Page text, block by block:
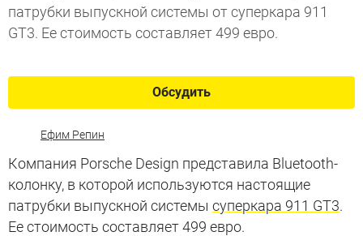
патрубки выпускной системы от суперкара 911
GT3. Ее стоимость составляет 499 евро.
Обсудить
Ефим Репин
Компания Porsche Design представила Bluetooth-
колонку, в которой используются настоящие
патрубки выпускной системы суперкара 911 GT3.
Ее стоимость составляет 499 евро.